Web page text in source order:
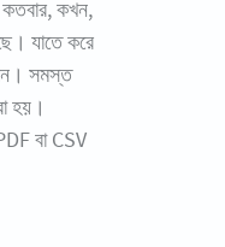
কতবার, কখন,
যাতে করে
সমস্ত
হয়।
বা CSV